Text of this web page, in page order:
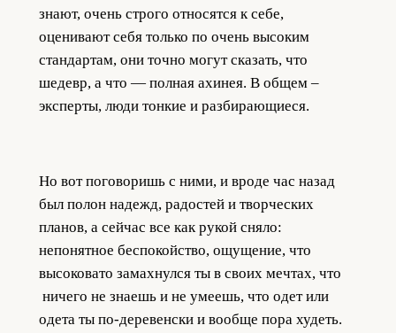
знают, очень строго относятся к себе,
оценивают себя только по очень высоким
стандартам, они точно могут сказать, что
шедевр, а что — полная ахинея. В общем –
эксперты, люди тонкие и разбирающиеся.
Но вот поговоришь с ними, и вроде час назад
был полон надежд, радостей и творческих
планов, а сейчас все как рукой сняло:
непонятное беспокойство, ощущение, что
высоковато замахнулся ты в своих мечтах, что
ничего не знаешь и не умеешь, что одет или
одета ты по-деревенски и вообще пора худеть.